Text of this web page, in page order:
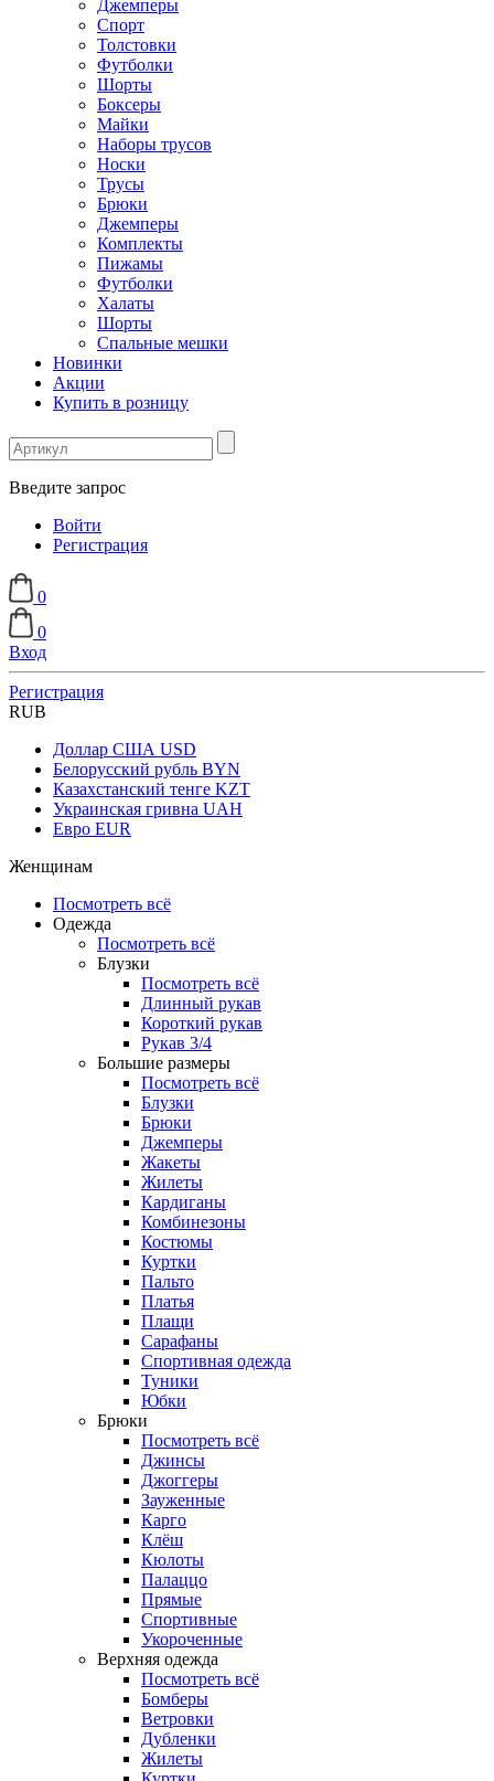
Джемперы
Спорт
Толстовки
Футболки
Шорты
Боксеры
Майки
Наборы трусов
Носки
Трусы
Брюки
Джемперы
Комплекты
Пижамы
Футболки
Халаты
Шорты
Спальные мешки
Новинки
Акции
Купить в розницу
Введите запрос
Войти
Регистрация
0
0
Вход
Регистрация
RUB
Доллар США USD
Белорусский рубль BYN
Казахстанский тенге KZT
Украинская гривна UAH
Евро EUR
Женщинам
Посмотреть всё
Одежда
Посмотреть всё
Блузки
Посмотреть всё
Длинный рукав
Короткий рукав
Рукав 3/4
Большие размеры
Посмотреть всё
Блузки
Брюки
Джемперы
Жакеты
Жилеты
Кардиганы
Комбинезоны
Костюмы
Куртки
Пальто
Платья
Плащи
Сарафаны
Спортивная одежда
Туники
Юбки
Брюки
Посмотреть всё
Джинсы
Джоггеры
Зауженные
Карго
Клёш
Кюлоты
Палаццо
Прямые
Спортивные
Укороченные
Верхняя одежда
Посмотреть всё
Бомберы
Ветровки
Дубленки
Жилеты